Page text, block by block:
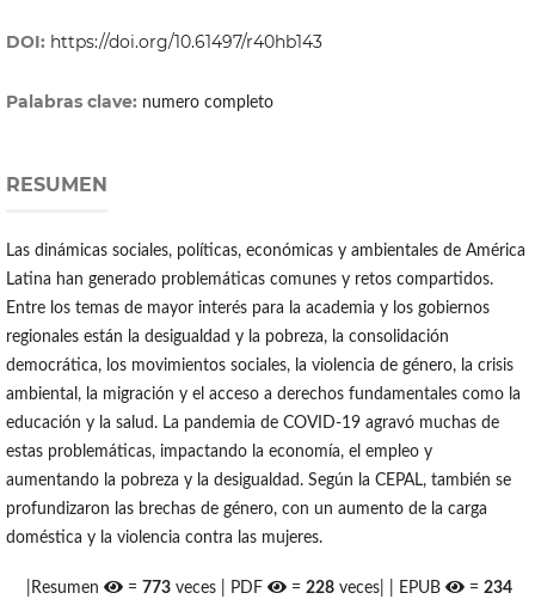
DOI: https://doi.org/10.61497/r40hb143
Palabras clave: numero completo
RESUMEN
Las dinámicas sociales, políticas, económicas y ambientales de América
Latina han generado problemáticas comunes y retos compartidos.
Entre los temas de mayor interés para la academia y los gobiernos
regionales están la desigualdad y la pobreza, la consolidación
democrática, los movimientos sociales, la violencia de género, la crisis
ambiental, la migración y el acceso a derechos fundamentales como la
educación y la salud. La pandemia de COVID-19 agravó muchas de
estas problemáticas, impactando la economía, el empleo y
aumentando la pobreza y la desigualdad. Según la CEPAL, también se
profundizaron las brechas de género, con un aumento de la carga
doméstica y la violencia contra las mujeres.
|Resumen = 773 veces | PDF =228 veces| | EPUB =234